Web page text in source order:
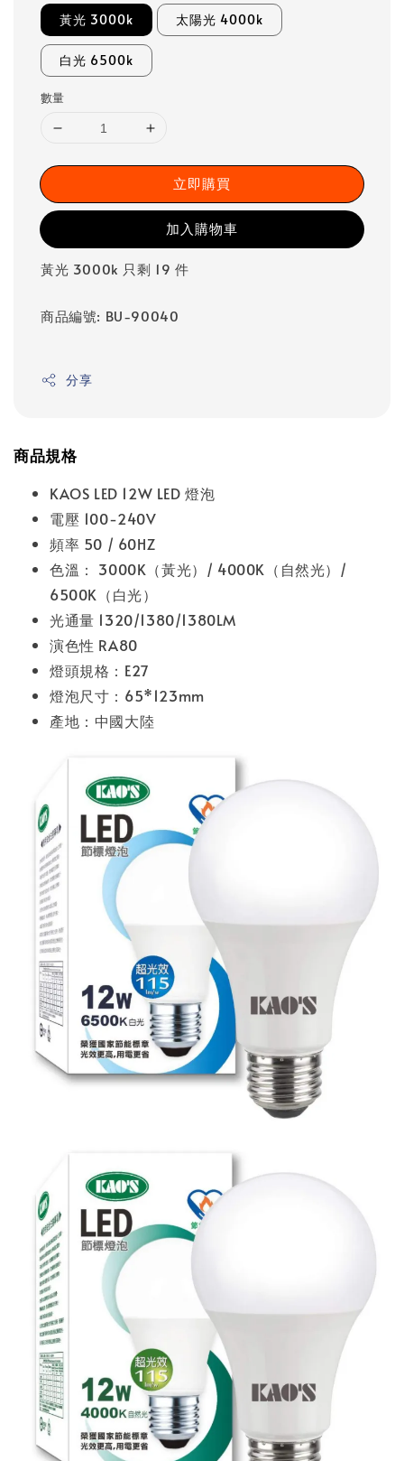
黃光 3000k 太陽光 4000k
白光 6500k
數量
立即購買
加入購物車
黃光 3000k 只剩 19 件
商品編號: BU-90040
分享
商品規格
KAOS LED 12W LED 燈泡
電壓 100-240V
頻率 50 / 60HZ
色溫： 3000K（黃光）/ 4000K（自然光）/
6500K（白光）
光通量 1320/1380/1380LM
演色性 RA80
燈頭規格：E27
燈泡尺寸：65*123mm
產地：中國大陸